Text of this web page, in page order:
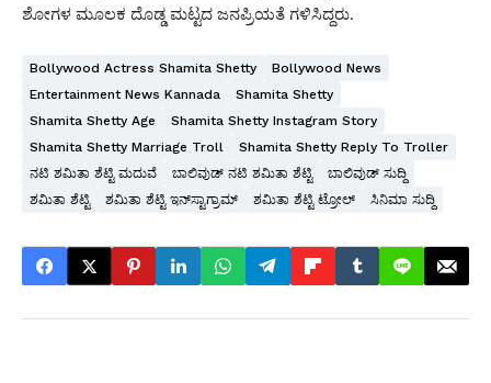
ಶೋಗಳ ಮೂಲಕ ದೊಡ್ಡ ಮಟ್ಟದ ಜನಪ್ರಿಯತೆ ಗಳಿಸಿದ್ದರು.
Bollywood Actress Shamita Shetty
Bollywood News
Entertainment News Kannada
Shamita Shetty
Shamita Shetty Age
Shamita Shetty Instagram Story
Shamita Shetty Marriage Troll
Shamita Shetty Reply To Troller
ನಟಿ ಶಮಿತಾ ಶೆಟ್ಟಿ ಮದುವೆ
ಬಾಲಿವುಡ್ ನಟಿ ಶಮಿತಾ ಶೆಟ್ಟಿ
ಬಾಲಿವುಡ್ ಸುದ್ದಿ
ಶಮಿತಾ ಶೆಟ್ಟಿ
ಶಮಿತಾ ಶೆಟ್ಟಿ ಇನ್‌ಸ್ಟಾಗ್ರಾಮ್ ಶಮಿತಾ ಶೆಟ್ಟಿ ಟ್ರೋಲ್ ಸಿನಿಮಾ ಸುದ್ದಿ